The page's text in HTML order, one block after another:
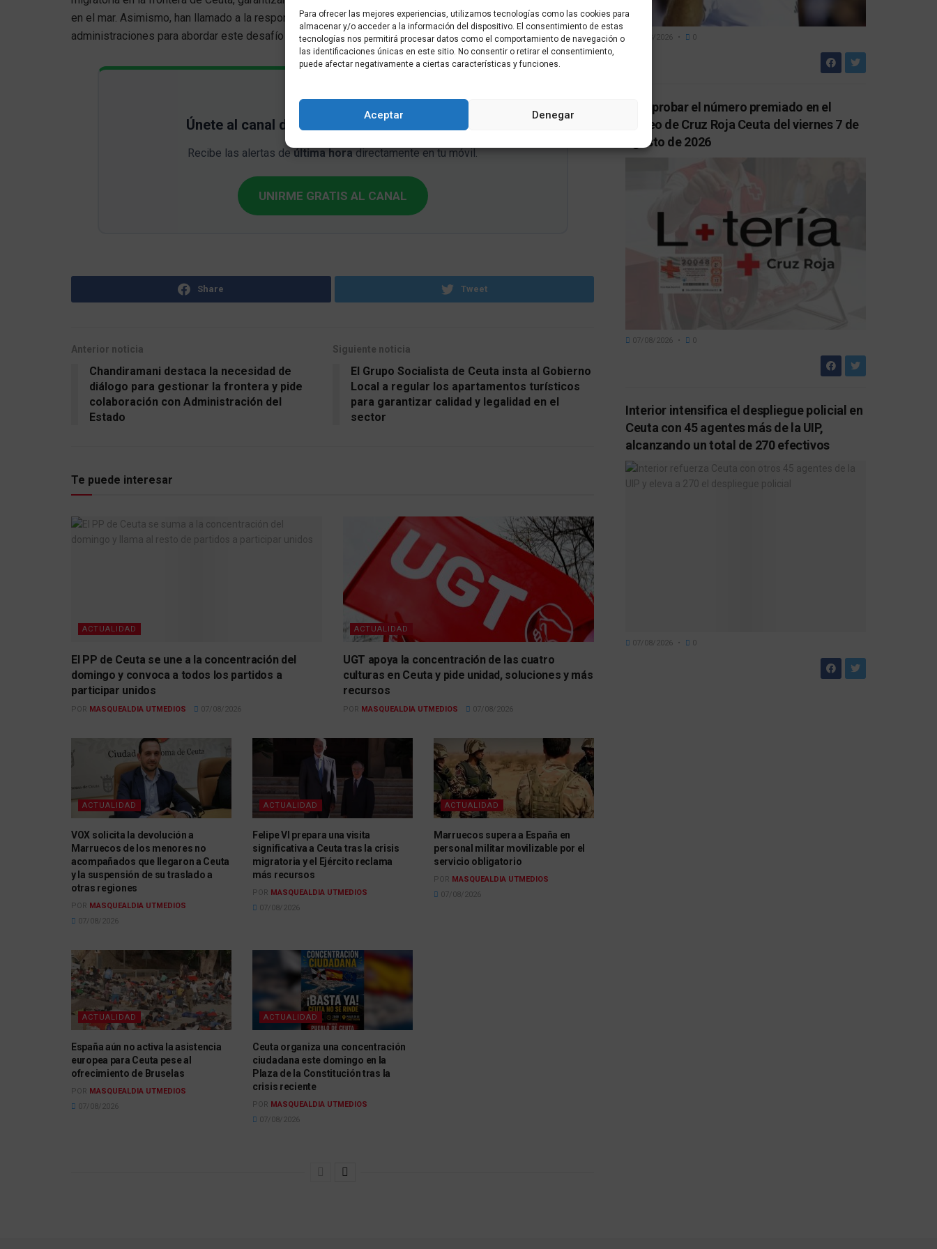
Para ofrecer las mejores experiencias, utilizamos tecnologías como las cookies para
almacenar y/o acceder a la información del dispositivo. El consentimiento de estas
tecnologías nos permitirá procesar datos como el comportamiento de navegación o
las identificaciones únicas en este sitio. No consentir o retirar el consentimiento,
puede afectar negativamente a ciertas características y funciones.
Aceptar Denegar
en el mar. Asimismo, han llamado a la responsabilidad y la cooperación entre las diferentes
administraciones para abordar este desafío humanitario de manera integral y solidaria.
📲
Únete al canal de WhatsApp de Más que al día
Recibe las alertas de última hora directamente en tu móvil.
UNIRME GRATIS AL CANAL
Share Tweet
Anterior noticia
Chandiramani destaca la necesidad de
diálogo para gestionar la frontera y pide
colaboración con Administración del
Estado
Siguiente noticia
El Grupo Socialista de Ceuta insta al Gobierno
Local a regular los apartamentos turísticos
para garantizar calidad y legalidad en el
sector
Te puede interesar
ACTUALIDAD
El PP de Ceuta se une a la concentración del
domingo y convoca a todos los partidos a
participar unidos
POR MASQUEALDIA UTMEDIOS 07/08/2026
ACTUALIDAD
UGT apoya la concentración de las cuatro
culturas en Ceuta y pide unidad, soluciones y más
recursos
POR MASQUEALDIA UTMEDIOS 07/08/2026
ACTUALIDAD
VOX solicita la devolución a
Marruecos de los menores no
acompañados que llegaron a Ceuta
y la suspensión de su traslado a
otras regiones
POR MASQUEALDIA UTMEDIOS
07/08/2026
ACTUALIDAD
Felipe VI prepara una visita
significativa a Ceuta tras la crisis
migratoria y el Ejército reclama
más recursos
POR MASQUEALDIA UTMEDIOS
07/08/2026
ACTUALIDAD
Marruecos supera a España en
personal militar movilizable por el
servicio obligatorio
POR MASQUEALDIA UTMEDIOS
07/08/2026
ACTUALIDAD
España aún no activa la asistencia
europea para Ceuta pese al
ofrecimiento de Bruselas
POR MASQUEALDIA UTMEDIOS
07/08/2026
ACTUALIDAD
Ceuta organiza una concentración
ciudadana este domingo en la
Plaza de la Constitución tras la
crisis reciente
POR MASQUEALDIA UTMEDIOS
07/08/2026
07/08/2026 0
Comprobar el número premiado en el
sorteo de Cruz Roja Ceuta del viernes 7 de
agosto de 2026
07/08/2026 0
Interior intensifica el despliegue policial en
Ceuta con 45 agentes más de la UIP,
alcanzando un total de 270 efectivos
07/08/2026 0